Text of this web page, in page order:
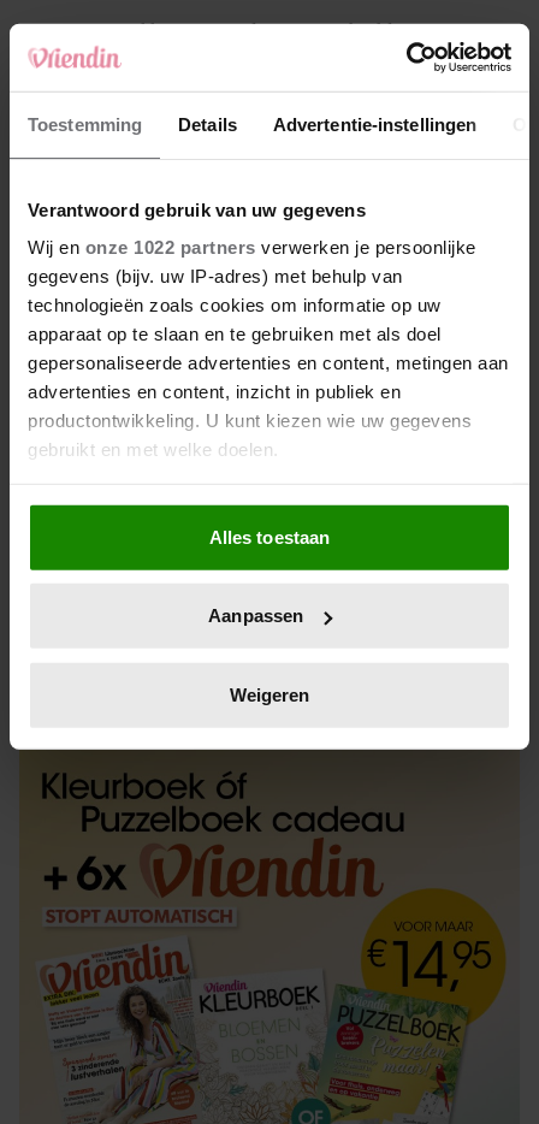
Toestemming Details Advertentie-instellingen
Verantwoord gebruik van uw gegevens
Wij en onze 1022 partners verwerken je persoonlijke
gegevens (bijv. uw IP-adres) met behulp van
technologieën zoals cookies om informatie op uw
apparaat op te slaan en te gebruiken met als doel
gepersonaliseerde advertenties en content, metingen aan
advertenties en content, inzicht in publiek en
productontwikkeling. U kunt kiezen wie uw gegevens
gebruikt en met welke doelen.
Als u het toestaat, willen we ook graag:
Informatie verzamelen over uw geografische
locatie, die tot een paar meter nauwkeurig kan zijn
scannen op specifieke eigenschappen (fingerprinting)
verwerkt en stel uw voorkeuren in het
intrekken in de Cookieverklaring.
We gebruiken cookies om content en advertenties te
personaliseren, om functies voor social media te bieden
en om ons websiteverkeer te analyseren. Ook delen we
informatie over uw gebruik van onze site met onze
partners voor social media, adverteren en analyse. Deze
partners kunnen deze gegevens combineren met andere
informatie die u aan ze heeft verstrekt of die ze hebben
verzameld op basis van uw gebruik van hun services. U
gaat akkoord met onze cookies als u onze website blijft
gebruiken.
Alles toestaan
Aanpassen
Weigeren
4 Weekhoroscoop: deze sterrenbeelden
kunnen zich op iets leuks verheugen
5 Makelaar Mandy: ‘Een bericht van de BN’er.
Een foto. Mijn lijf reageert’
Nieuw